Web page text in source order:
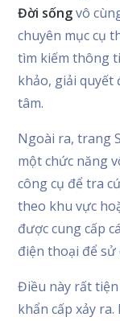
Đời sốngvô
chuyên mục cụ
tìm kiếm thông
khảo, giải quyết
tâm.
Ngoài ra, trang
một chức năng
công cụ để tra
theo khu vực
được cung cấp
điện thoại để
Điều này rất
khẩn cấp xảy